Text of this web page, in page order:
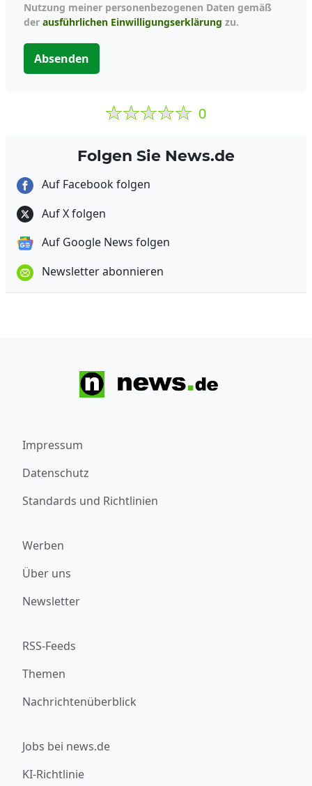
Nutzung meiner personenbezogenen Daten gemäß
der ausführlichen Einwilligungserklärung zu.
Absenden
0
Folgen Sie News.de
Auf Facebook folgen
Auf X folgen
Auf Google News folgen
Newsletter abonnieren
Impressum
Datenschutz
Standards und Richtlinien
Werben
Über uns
Newsletter
RSS-Feeds
Themen
Nachrichtenüberblick
Jobs bei news.de
KI-Richtlinie